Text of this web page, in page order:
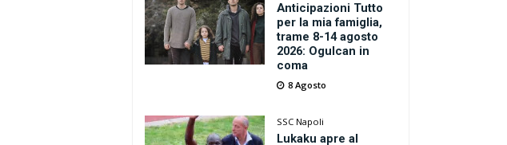
Anticipazioni Tutto
per la mia famiglia,
trame 8-14 agosto
2026: Ogulcan in
coma
8 Agosto
SSC Napoli
Lukaku apre al